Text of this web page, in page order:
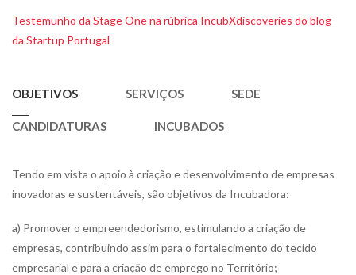
Testemunho da Stage One na rúbrica IncubXdiscoveries do blog
da Startup Portugal
OBJETIVOS SERVIÇOS SEDE
CANDIDATURAS INCUBADOS
Tendo em vista o apoio à criação e desenvolvimento de empresas
inovadoras e sustentáveis, são objetivos da Incubadora:
a) Promover o empreendedorismo, estimulando a criação de
empresas, contribuindo assim para o fortalecimento do tecido
empresarial e para a criação de emprego no Território;